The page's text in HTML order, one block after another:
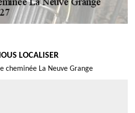
LOCALISER
cheminée La Neuve Grange